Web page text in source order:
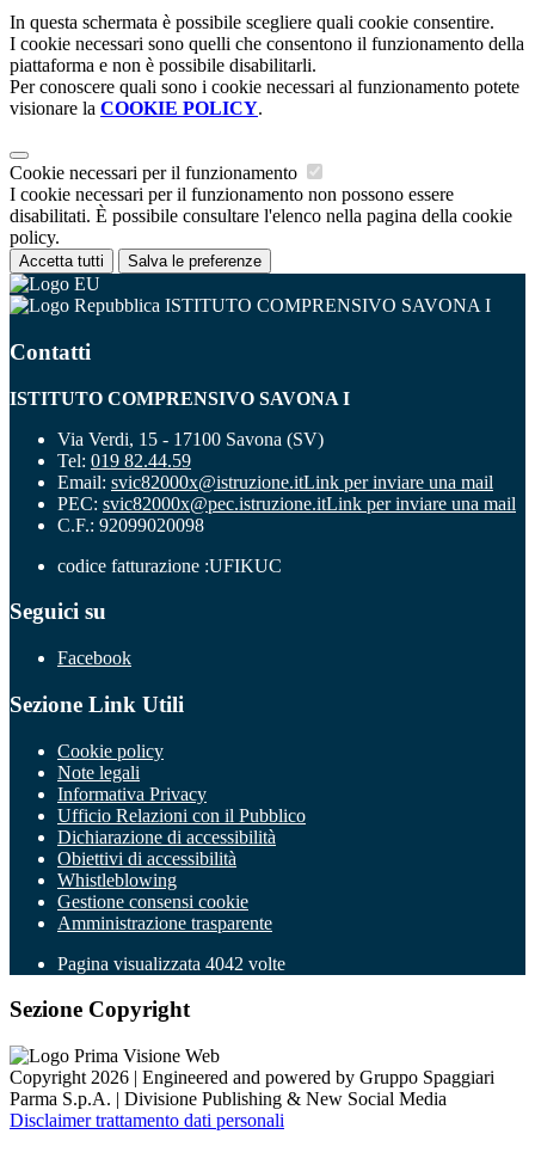
In questa schermata è possibile scegliere quali cookie consentire.
I cookie necessari sono quelli che consentono il funzionamento della
piattaforma e non è possibile disabilitarli.
Per conoscere quali sono i cookie necessari al funzionamento potete
visionare la COOKIE POLICY.
Cookie necessari per il funzionamento
I cookie necessari per il funzionamento non possono essere
disabilitati. È possibile consultare l'elenco nella pagina della cookie
policy.
Accetta tutti Salva le preferenze
ISTITUTO COMPRENSIVO SAVONA I
Contatti
ISTITUTO COMPRENSIVO SAVONA I
Via Verdi, 15 - 17100 Savona (SV)
Tel: 019 82.44.59
Email: svic82000x@istruzione.itLink per inviare una mail
PEC: svic82000x@pec.istruzione.itLink per inviare una mail
C.F.: 92099020098
codice fatturazione :UFIKUC
Seguici su
Facebook
Sezione Link Utili
Cookie policy
Note legali
Informativa Privacy
Ufficio Relazioni con il Pubblico
Dichiarazione di accessibilità
Obiettivi di accessibilità
Whistleblowing
Gestione consensi cookie
Amministrazione trasparente
Pagina visualizzata 4042 volte
Sezione Copyright
Copyright 2026 | Engineered and powered by Gruppo Spaggiari
Parma S.p.A. | Divisione Publishing & New Social Media
Disclaimer trattamento dati personali